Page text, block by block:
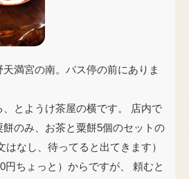
満宮の南。バス停の前にありま
とようけ茶屋の横です。 店内で
のみ、お茶と粟餅5個のセットの
なし、待ってると出てきます）
円ちょっと）からですが、 頼むと